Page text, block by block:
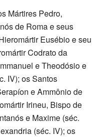
Mártires Pedro,
de Roma e seus
Eusébio e seu
Codrato da
e Theodósio e
IV); os Santos
e Ammônio de
Irineu, Bispo de
e Maxime (séc.
(séc. IV); os